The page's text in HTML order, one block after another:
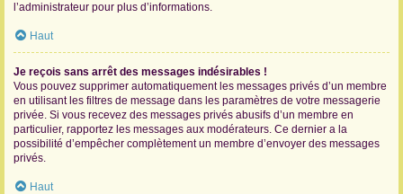
l’administrateur pour plus d’informations.
Haut
Je reçois sans arrêt des messages indésirables !
Vous pouvez supprimer automatiquement les messages privés d’un membre
en utilisant les filtres de message dans les paramètres de votre messagerie
privée. Si vous recevez des messages privés abusifs d’un membre en
particulier, rapportez les messages aux modérateurs. Ce dernier a la
possibilité d’empêcher complètement un membre d’envoyer des messages
privés.
Haut